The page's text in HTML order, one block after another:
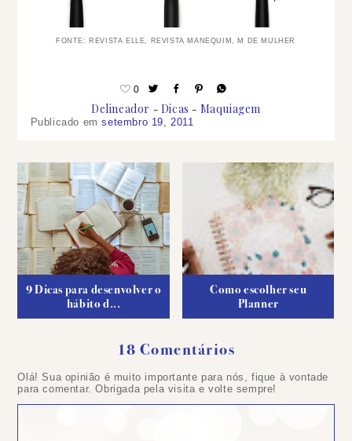
FONTE: REVISTA ELLE, REVISTA MANEQUIM, M DE MULHER
0
Delineador Dicas Maquiagem
Publicado emsetembro 19, 2011
9 Dicas para desenvolver o
hábito d...
Como escolher seu
Planner
18 Comentários
Olá! Sua opinião é muito importante para nós, fique à vontade
para comentar. Obrigada pela visita e volte sempre!